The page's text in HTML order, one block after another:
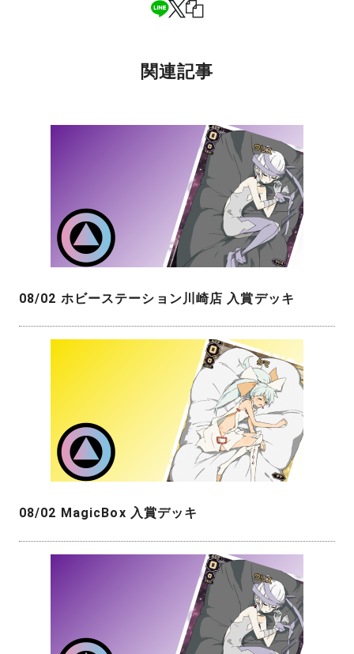
関連記事
08/02 ホビーステーション川崎店 入賞デッキ
08/02 MagicBox 入賞デッキ